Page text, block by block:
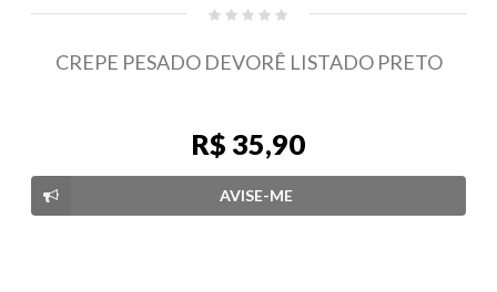
CREPE PESADO DEVORÊ LISTADO PRETO
R$ 35,90
AVISE-ME